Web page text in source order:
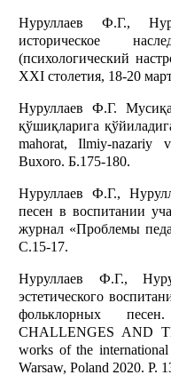
Нуруллаев Ф.Г.,
историческое
(психологический
XXI столетия, 18-20
Нуруллаев Ф.Г.
қўшиқларига
mahorat, Ilmiy-nazariy
Buxoro. Б.175-180.
Нуруллаев Ф.Г.,
песен в воспитании
журнал «Проблемы
С.15-17.
Нуруллаев Ф.Г.,
эстетического
фольклорных
CHALLENGES AND
works of the
Warsaw, Poland 2020. P.